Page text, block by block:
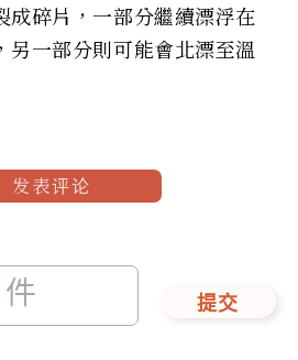
成碎片，一部分繼續漂浮在
另一部分則可能會北漂至溫
发表评论
提交